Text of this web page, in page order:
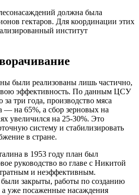
должна была
гектаров. Для координации этих
институт
были реализованы лишь частично,
эффективность. По данным ЦСУ
три года, производство мяса
— на 65%, а сбор зерновых на
увеличился на 25-30%. Это
систему и стабилизировать
в стране.
в 1953 году план был
руководство во главе с Никитой
и неэффективным.
закрыты, работы по созданию
уже посаженные насаждения